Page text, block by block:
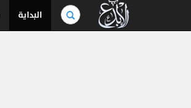
بحث
في
الموسوعة..
البداية